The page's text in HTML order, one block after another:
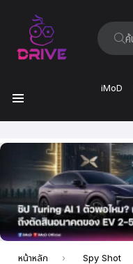
ค้นหา:
iMoD
ล่าสุด
คุณอยู่ที่นี่:
หน้าหลัก Spy Shot